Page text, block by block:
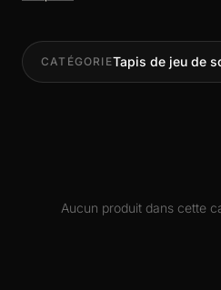
(90 × 40 cm à 140 × 60 cm)
modernes les plus grands —
CATÉGORIETapis de jeu de
Aucun produit dans cette